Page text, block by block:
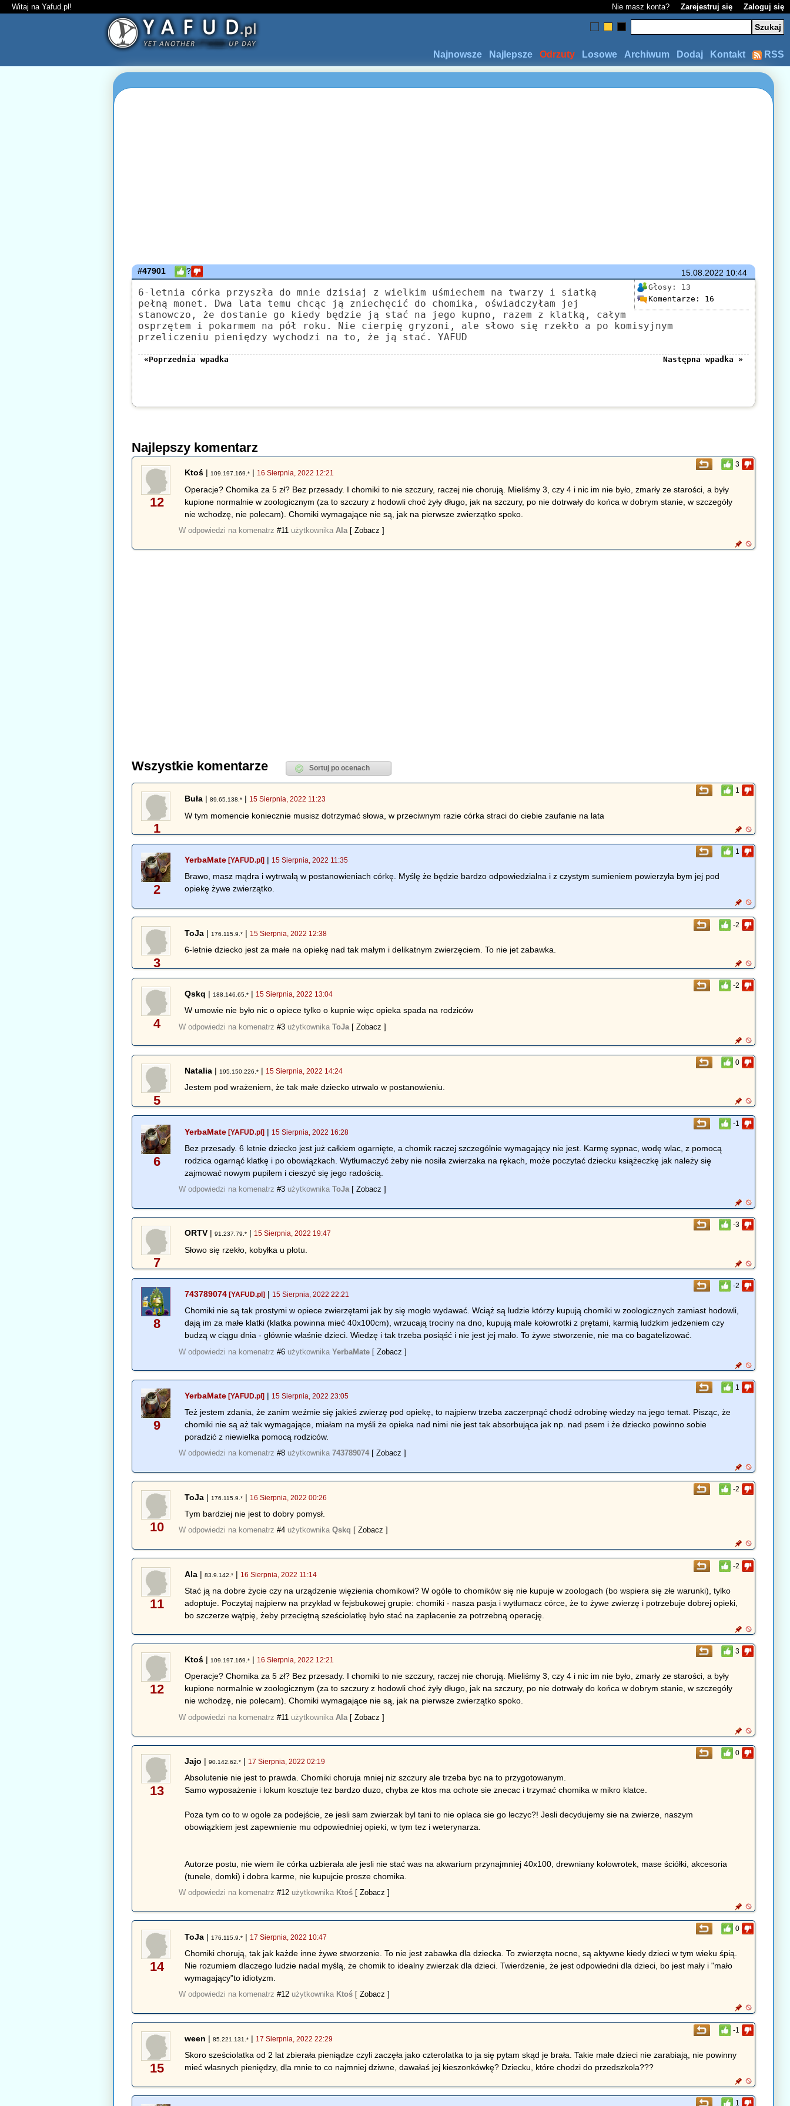
Witaj na Yafud.pl! Nie masz konta? Zarejestruj się Zaloguj się
RSS
Kontakt
Dodaj
Archiwum
Losowe
Odrzuty
Najlepsze
Najnowsze
15.08.2022 10:44
#47901 ?
Głosy: 13
Komentarze: 16
6-letnia córka przyszła do mnie dzisiaj z wielkim uśmiechem na twarzy i siatką
pełną monet. Dwa lata temu chcąc ją zniechęcić do chomika, oświadczyłam jej
stanowczo, że dostanie go kiedy będzie ją stać na jego kupno, razem z klatką, całym
osprzętem i pokarmem na pół roku. Nie cierpię gryzoni, ale słowo się rzekło a po komisyjnym
przeliczeniu pieniędzy wychodzi na to, że ją stać. YAFUD
«Poprzednia wpadka Następna wpadka »
Najlepszy komentarz
3
12
Ktoś |109.197.169.* | 16 Sierpnia, 2022 12:21
Operacje? Chomika za 5 zł? Bez przesady. I chomiki to nie szczury, raczej nie chorują. Mieliśmy 3, czy 4 i nic im nie było, zmarły ze starości, a były
kupione normalnie w zoologicznym (za to szczury z hodowli choć żyły długo, jak na szczury, po nie dotrwały do końca w dobrym stanie, w szczegóły
nie wchodzę, nie polecam). Chomiki wymagające nie są, jak na pierwsze zwierzątko spoko.
W odpowiedzi na komenatrz#11 użytkownika Ala [ Zobacz ]
Wszystkie komentarze
1
1
Buła |89.65.138.* | 15 Sierpnia, 2022 11:23
W tym momencie koniecznie musisz dotrzymać słowa, w przeciwnym razie córka straci do ciebie zaufanie na lata
1
2
YerbaMate [YAFUD.pl] | 15 Sierpnia, 2022 11:35
Brawo, masz mądra i wytrwałą w postanowieniach córkę. Myślę że będzie bardzo odpowiedzialna i z czystym sumieniem powierzyła bym jej pod
opiekę żywe zwierzątko.
-2
3
ToJa | 176.115.9.* | 15 Sierpnia, 2022 12:38
6-letnie dziecko jest za małe na opiekę nad tak małym i delikatnym zwierzęciem. To nie jet zabawka.
-2
4
Qskq |188.146.65.* | 15 Sierpnia, 2022 13:04
W umowie nie było nic o opiece tylko o kupnie więc opieka spada na rodziców
W odpowiedzi na komenatrz#3 użytkownikaToJa [ Zobacz ]
0
5
Natalia | 195.150.226.* | 15 Sierpnia, 2022 14:24
Jestem pod wrażeniem, że tak małe dziecko utrwalo w postanowieniu.
-1
6
YerbaMate [YAFUD.pl] | 15 Sierpnia, 2022 16:28
Bez przesady. 6 letnie dziecko jest już całkiem ogarnięte, a chomik raczej szczególnie wymagający nie jest. Karmę sypnac, wodę wlac, z pomocą
rodzica ogarnąć klatkę i po obowiązkach. Wytłumaczyć żeby nie nosiła zwierzaka na rękach, może poczytać dziecku książeczkę jak należy się
zajmować nowym pupilem i cieszyć się jego radością.
W odpowiedzi na komenatrz#3 użytkownikaToJa [ Zobacz ]
-3
7
ORTV |91.237.79.* | 15 Sierpnia, 2022 19:47
Słowo się rzekło, kobyłka u płotu.
-2
8
743789074 [YAFUD.pl] | 15 Sierpnia, 2022 22:21
Chomiki nie są tak prostymi w opiece zwierzętami jak by się mogło wydawać. Wciąż są ludzie którzy kupują chomiki w zoologicznych zamiast hodowli,
dają im za małe klatki (klatka powinna mieć 40x100cm), wrzucają trociny na dno, kupują male kołowrotki z prętami, karmią ludzkim jedzeniem czy
budzą w ciągu dnia - głównie właśnie dzieci. Wiedzę i tak trzeba posiąść i nie jest jej mało. To żywe stworzenie, nie ma co bagatelizować.
W odpowiedzi na komenatrz#6 użytkownikaYerbaMate [ Zobacz ]
1
9
YerbaMate [YAFUD.pl] | 15 Sierpnia, 2022 23:05
Też jestem zdania, że zanim weźmie się jakieś zwierzę pod opiekę, to najpierw trzeba zaczerpnąć chodź odrobinę wiedzy na jego temat. Pisząc, że
chomiki nie są aż tak wymagające, miałam na myśli że opieka nad nimi nie jest tak absorbująca jak np. nad psem i że dziecko powinno sobie
poradzić z niewielka pomocą rodziców.
W odpowiedzi na komenatrz#8 użytkownika743789074 [ Zobacz ]
-2
10
ToJa | 176.115.9.* | 16 Sierpnia, 2022 00:26
Tym bardziej nie jest to dobry pomysł.
W odpowiedzi na komenatrz#4 użytkownikaQskq [ Zobacz ]
-2
11
Ala |83.9.142.* | 16 Sierpnia, 2022 11:14
Stać ją na dobre życie czy na urządzenie więzienia chomikowi? W ogóle to chomików się nie kupuje w zoologach (bo wspiera się złe warunki), tylko
adoptuje. Poczytaj najpierw na przykład w fejsbukowej grupie: chomiki - nasza pasja i wytłumacz córce, że to żywe zwierzę i potrzebuje dobrej opieki,
bo szczerze wątpię, żeby przeciętną sześciolatkę było stać na zapłacenie za potrzebną operację.
3
12
Ktoś |109.197.169.* | 16 Sierpnia, 2022 12:21
Operacje? Chomika za 5 zł? Bez przesady. I chomiki to nie szczury, raczej nie chorują. Mieliśmy 3, czy 4 i nic im nie było, zmarły ze starości, a były
kupione normalnie w zoologicznym (za to szczury z hodowli choć żyły długo, jak na szczury, po nie dotrwały do końca w dobrym stanie, w szczegóły
nie wchodzę, nie polecam). Chomiki wymagające nie są, jak na pierwsze zwierzątko spoko.
W odpowiedzi na komenatrz#11 użytkownika Ala [ Zobacz ]
0
13
Jajo |90.142.62.* | 17 Sierpnia, 2022 02:19
Absolutenie nie jest to prawda. Chomiki choruja mniej niz szczury ale trzeba byc na to przygotowanym.
Samo wyposażenie i lokum kosztuje tez bardzo duzo, chyba ze ktos ma ochote sie znecac i trzymać chomika w mikro klatce.
Poza tym co to w ogole za podejście, ze jesli sam zwierzak byl tani to nie oplaca sie go leczyc?! Jesli decydujemy sie na zwierze, naszym
obowiązkiem jest zapewnienie mu odpowiedniej opieki, w tym tez i weterynarza.
Autorze postu, nie wiem ile córka uzbierała ale jesli nie stać was na akwarium przynajmniej 40x100, drewniany kołowrotek, mase ściółki, akcesoria
(tunele, domki) i dobra karme, nie kupujcie prosze chomika.
W odpowiedzi na komenatrz#12 użytkownika Ktoś [ Zobacz ]
0
14
ToJa | 176.115.9.* | 17 Sierpnia, 2022 10:47
Chomiki chorują, tak jak każde inne żywe stworzenie. To nie jest zabawka dla dziecka. To zwierzęta nocne, są aktywne kiedy dzieci w tym wieku śpią.
Nie rozumiem dlaczego ludzie nadal myślą, że chomik to idealny zwierzak dla dzieci. Twierdzenie, że jest odpowiedni dla dzieci, bo jest mały i "mało
wymagający"to idiotyzm.
W odpowiedzi na komenatrz#12 użytkownika Ktoś [ Zobacz ]
-1
15
ween |85.221.131.* | 17 Sierpnia, 2022 22:29
Skoro sześciolatka od 2 lat zbierała pieniądze czyli zaczęła jako czterolatka to ja się pytam skąd je brała. Takie małe dzieci nie zarabiają, nie powinny
mieć własnych pieniędzy, dla mnie to co najmniej dziwne, dawałaś jej kieszonkówkę? Dziecku, które chodzi do przedszkola???
1